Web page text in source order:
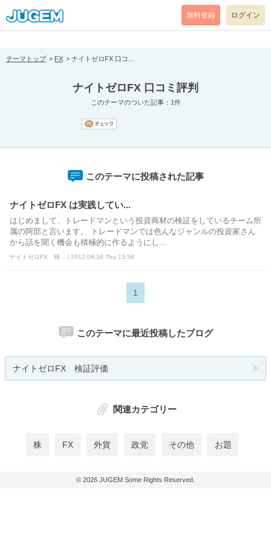
[pear_error: message="Success" code=0 mode=return level=notice
prefix="" info=""]
無料登録 ログイン
テーマトップ FX ナイトゼロFX 口コ...
ナイトゼロFX 口コミ評判
このテーマのついた記事：1件
このテーマに投稿された記事
ナイトゼロFX は実践してい...
はじめまして、トレードマンという投資商材の検証をしているチーム所
属の阿部と言います。 トレードマンでは色んなジャンルの投資家さん
から話を聞く機会も積極的に作るようにし...
ナイトゼロFX 検... | 2012.08.16 Thu 13:58
1
このテーマに最近投稿したブログ
ナイトゼロFX 検証評価
関連カテゴリー
株 FX 外貨 政党 その他 お題
© 2026 JUGEM Some Rights Reserved.